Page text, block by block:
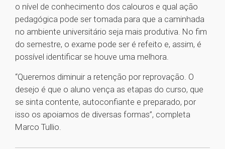
o nível de conhecimento dos calouros e qual ação
pedagógica pode ser tomada para que a caminhada
no ambiente universitário seja mais produtiva. No fim
do semestre, o exame pode ser é refeito e, assim, é
possível identificar se houve uma melhora.
“Queremos diminuir a retenção por reprovação. O
desejo é que o aluno vença as etapas do curso, que
se sinta contente, autoconfiante e preparado, por
isso os apoiamos de diversas formas”, completa
Marco Tullio.